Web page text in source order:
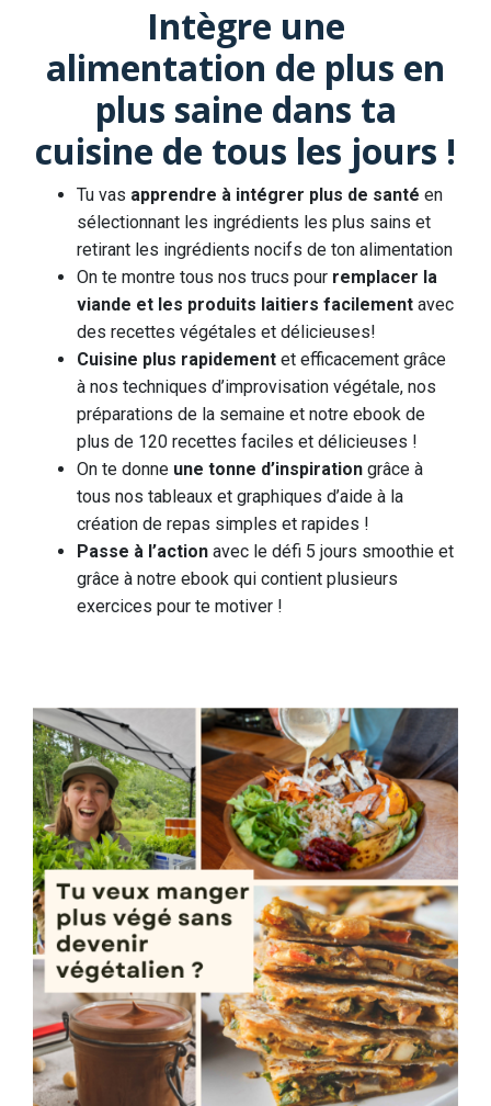
Intègre une
alimentation de plus en
plus saine dans ta
cuisine de tous les jours !
Tu vas apprendre à intégrer plus de santé en
sélectionnant les ingrédients les plus sains et
retirant les ingrédients nocifs de ton alimentation
On te montre tous nos trucs pour remplacer la
viande et les produits laitiers facilement avec
des recettes végétales et délicieuses!
Cuisine plus rapidement et efficacement grâce
à nos techniques d’improvisation végétale, nos
préparations de la semaine et notre ebook de
plus de 120 recettes faciles et délicieuses !
On te donne une tonne d’inspiration grâce à
tous nos tableaux et graphiques d’aide à la
création de repas simples et rapides !
Passe à l’action avec le défi 5 jours smoothie et
grâce à notre ebook qui contient plusieurs
exercices pour te motiver !